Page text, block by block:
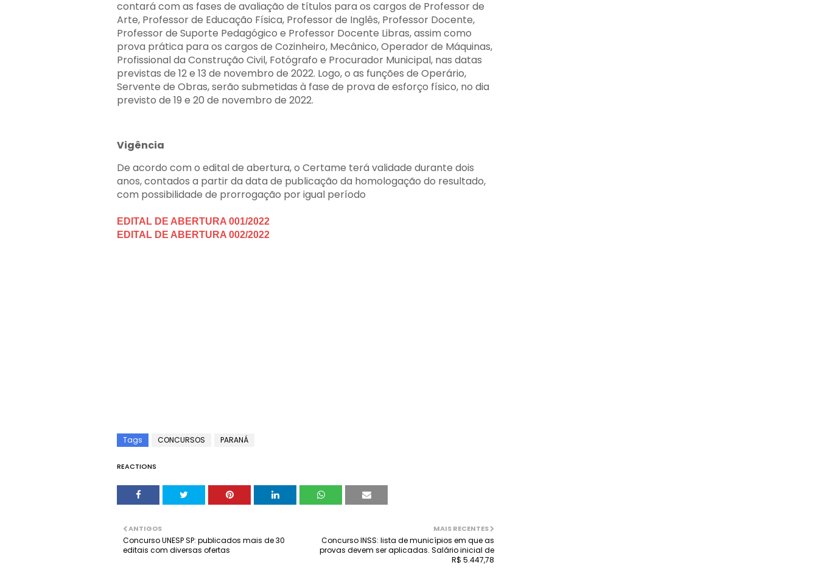
contará com as fases de avaliação de títulos para os cargos de Professor de
Arte, Professor de Educação Física, Professor de Inglês, Professor Docente,
Professor de Suporte Pedagógico e Professor Docente Libras, assim como
prova prática para os cargos de Cozinheiro, Mecânico, Operador de Máquinas,
Profissional da Construção Civil, Fotógrafo e Procurador Municipal, nas datas
previstas de 12 e 13 de novembro de 2022. Logo, o as funções de Operário,
Servente de Obras, serão submetidas à fase de prova de esforço físico, no dia
previsto de 19 e 20 de novembro de 2022.
Vigência
De acordo com o edital de abertura, o Certame terá validade durante dois
anos, contados a partir da data de publicação da homologação do resultado,
com possibilidade de prorrogação por igual período
EDITAL DE ABERTURA 001/2022
EDITAL DE ABERTURA 002/2022
Tags CONCURSOS PARANÁ
REACTIONS
MAIS RECENTES
Concurso INSS: lista de municípios em que as
provas devem ser aplicadas. Salário inicial de
R$ 5.447,78
ANTIGOS
Concurso UNESP SP: publicados mais de 30
editais com diversas ofertas